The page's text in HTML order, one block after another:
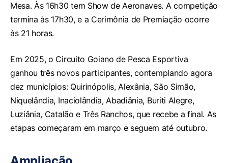
Mesa. Às 16h30 tem Show de Aeronaves. A competição
termina às 17h30, e a Cerimônia de Premiação ocorre
às 21 horas.
Em 2025, o Circuito Goiano de Pesca Esportiva
ganhou três novos participantes, contemplando agora
dez municípios: Quirinópolis, Alexânia, São Simão,
Niquelândia, Inaciolândia, Abadiânia, Buriti Alegre,
Luziânia, Catalão e Três Ranchos, que recebe a final. As
etapas começaram em março e seguem até outubro.